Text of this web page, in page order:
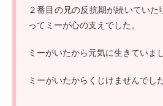
２番目の兄の反抗期が続いていた
ってミーが心の支えでした。
ミーがいたから元気に生きていま
ミーがいたからくじけませんでした